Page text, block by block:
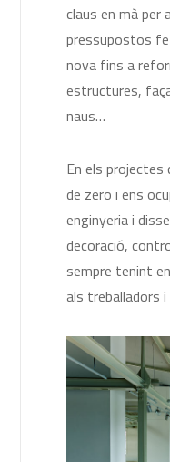
claus en mà per
pressupostos
nova fins a
estructures,
naus…
En els projectes
de zero i ens
enginyeria i
decoració,
sempre tenint
als treballadors i